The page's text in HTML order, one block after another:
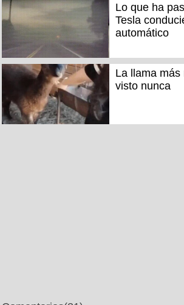
Lo que ha
Tesla
automático
La llama
visto nunca